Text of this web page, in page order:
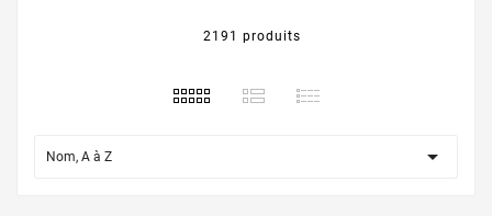
2191 produits
Nom, A à Z 